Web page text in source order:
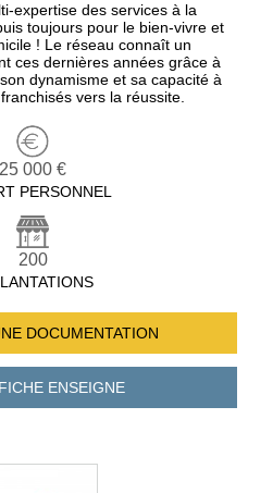
expertise des services à la
toujours pour le bien-vivre et
! Le réseau connaît un
ces dernières années grâce à
dynamisme et sa capacité à
vers la réussite.
25 000 €
PERSONNEL
200
DOCUMENTATION
ENSEIGNE